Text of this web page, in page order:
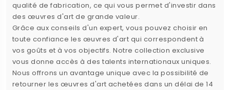
qualité de fabrication, ce qui vous permet d'investir dans
des œuvres d'art de grande valeur.
Grâce aux conseils d'un expert, vous pouvez choisir en
toute confiance les œuvres d'art qui correspondent à
vos goûts et à vos objectifs. Notre collection exclusive
vous donne accès à des talents internationaux uniques.
Nous offrons un avantage unique avec la possibilité de
retourner les œuvres d'art achetées dans un délai de 14